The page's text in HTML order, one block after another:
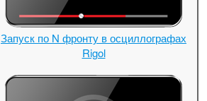
Запуск по N фронту в осциллографах
Rigol